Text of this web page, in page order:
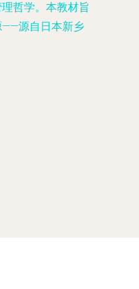
哲学。本教材旨
——源自日本新乡